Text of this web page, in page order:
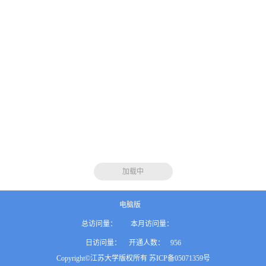
加载中
电脑版
总访问量： 本月访问量：
日访问量： 开通人数：
956
Copyright©江苏大学版权所有 苏ICP备05071359号